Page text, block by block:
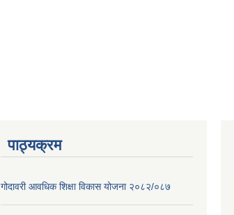
पाठ्यक्रम
गोदावरी आवधिक शिक्षा विकास योजना २०८२/०८७